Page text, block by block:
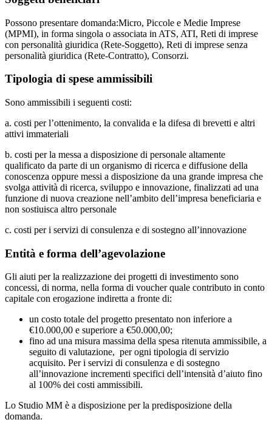
Possono presentare domanda:Micro, Piccole e Medie Imprese
(MPMI), in forma singola o associata in ATS, ATI, Reti di imprese
con personalità giuridica (Rete-Soggetto), Reti di imprese senza
personalità giuridica (Rete-Contratto), Consorzi.
Tipologia di spese ammissibili
Sono ammissibili i seguenti costi:
a. costi per l’ottenimento, la convalida e la difesa di brevetti e altri
attivi immateriali
b. costi per la messa a disposizione di personale altamente
qualificato da parte di un organismo di ricerca e diffusione della
conoscenza oppure messi a disposizione da una grande impresa che
svolga attività di ricerca, sviluppo e innovazione, finalizzati ad una
funzione di nuova creazione nell’ambito dell’impresa beneficiaria e
non sostiuisca altro personale
c. costi per i servizi di consulenza e di sostegno all’innovazione
Entità e forma dell’agevolazione
Gli aiuti per la realizzazione dei progetti di investimento sono
concessi, di norma, nella forma di voucher quale contributo in conto
capitale con erogazione indiretta a fronte di:
un costo totale del progetto presentato non inferiore a
€10.000,00 e superiore a €50.000,00;
fino ad una misura massima della spesa ritenuta ammissibile, a
seguito di valutazione, per ogni tipologia di servizio
acquisito. Per i servizi di consulenza e di sostegno
all’innovazione incrementi specifici dell’intensità d’aiuto fino
al 100% dei costi ammissibili.
Lo Studio MM è a disposizione per la predisposizione della
domanda.